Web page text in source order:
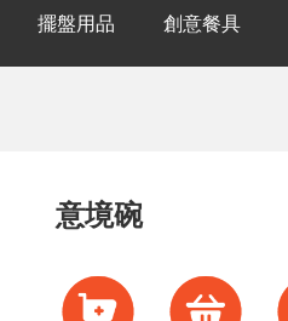
擺盤用品 創意餐具
意境碗